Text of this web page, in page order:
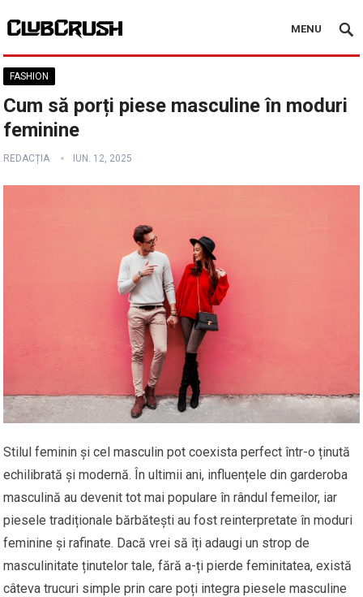
MENU
FASHION
Cum să porți piese masculine în moduri
feminine
REDACȚIA IUN. 12, 2025
Stilul feminin și cel masculin pot coexista perfect într-o ținută
echilibrată și modernă. În ultimii ani, influențele din garderoba
masculină au devenit tot mai populare în rândul femeilor, iar
piesele tradiționale bărbătești au fost reinterpretate în moduri
feminine și rafinate. Dacă vrei să îți adaugi un strop de
masculinitate ținutelor tale, fără a-ți pierde feminitatea, există
câteva trucuri simple prin care poți integra piesele masculine